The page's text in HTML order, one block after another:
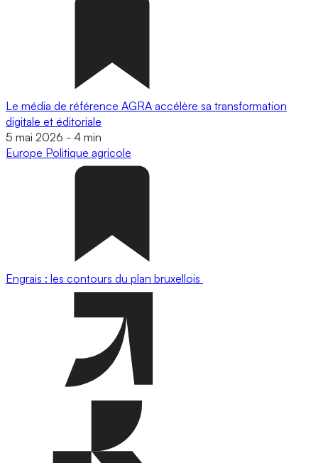
Le média de référence AGRA accélère sa transformation
digitale et éditoriale
5 mai 2026 - 4 min
Europe Politique agricole
Engrais : les contours du plan bruxellois